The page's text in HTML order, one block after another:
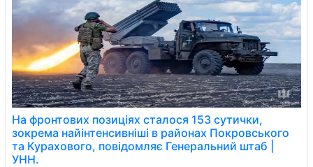
На фронтових позиціях сталося 153 сутички,
зокрема найінтенсивніші в районах Покровського
та Курахового, повідомляє Генеральний штаб |
УНН.